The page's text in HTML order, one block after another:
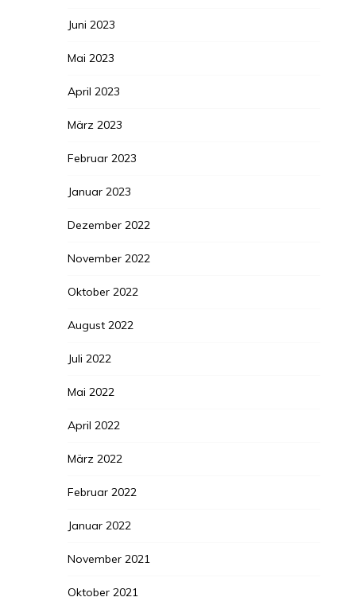
Juni 2023
Mai 2023
April 2023
März 2023
Februar 2023
Januar 2023
Dezember 2022
November 2022
Oktober 2022
August 2022
Juli 2022
Mai 2022
April 2022
März 2022
Februar 2022
Januar 2022
November 2021
Oktober 2021